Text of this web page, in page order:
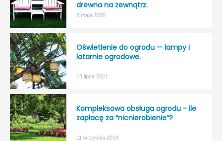
drewna na zewnątrz.
8 maja 2020
Oświetlenie do ogrodu — lampy i
latarnie ogrodowe.
13 lipca 2021
Kompleksowa obsługa ogrodu - ile
zapłacę za “nicnierobienie”?
11 września 2019